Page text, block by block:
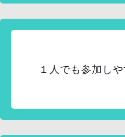
１人でも参加し